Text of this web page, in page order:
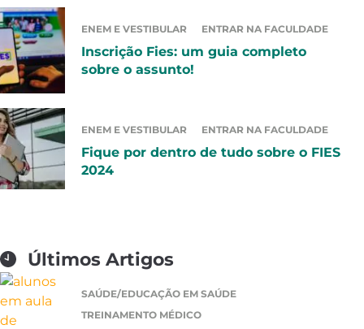
ENEM E VESTIBULAR ENTRAR NA FACULDADE
Inscrição Fies: um guia completo
sobre o assunto!
ENEM E VESTIBULAR ENTRAR NA FACULDADE
Fique por dentro de tudo sobre o FIES
2024
Últimos Artigos
SAÚDE/EDUCAÇÃO EM SAÚDE
TREINAMENTO MÉDICO